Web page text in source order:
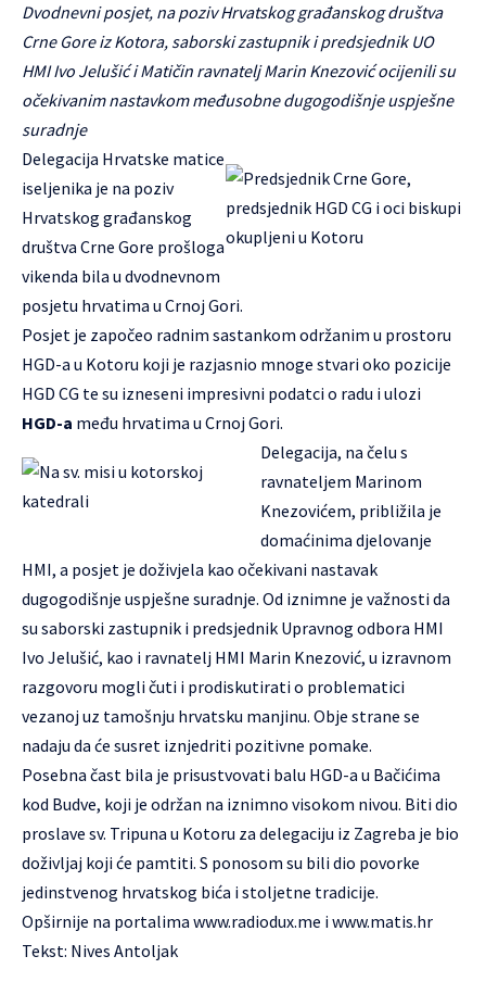
Dvodnevni posjet, na poziv Hrvatskog građanskog društva
Crne Gore iz Kotora, saborski zastupnik i predsjednik UO
HMI Ivo Jelušić i Matičin ravnatelj Marin Knezović ocijenili su
očekivanim nastavkom međusobne dugogodišnje uspješne
suradnje
Delegacija Hrvatske matice
iseljenika je na poziv
Hrvatskog građanskog
društva Crne Gore prošloga
vikenda bila u dvodnevnom
posjetu hrvatima u Crnoj Gori.
Posjet je započeo radnim sastankom održanim u prostoru
HGD-a u Kotoru koji je razjasnio mnoge stvari oko pozicije
HGD CG te su izneseni impresivni podatci o radu i ulozi
HGD-a među hrvatima u Crnoj Gori.
Delegacija, na čelu s
ravnateljem Marinom
Knezovićem, približila je
domaćinima djelovanje
HMI, a posjet je doživjela kao očekivani nastavak
dugogodišnje uspješne suradnje. Od iznimne je važnosti da
su saborski zastupnik i predsjednik Upravnog odbora HMI
Ivo Jelušić, kao i ravnatelj HMI Marin Knezović, u izravnom
razgovoru mogli čuti i prodiskutirati o problematici
vezanoj uz tamošnju hrvatsku manjinu. Obje strane se
nadaju da će susret iznjedriti pozitivne pomake.
Posebna čast bila je prisustvovati balu HGD-a u Bačićima
kod Budve, koji je održan na iznimno visokom nivou. Biti dio
proslave sv. Tripuna u Kotoru za delegaciju iz Zagreba je bio
doživljaj koji će pamtiti. S ponosom su bili dio povorke
jedinstvenog hrvatskog bića i stoljetne tradicije.
Opširnije na portalima www.radiodux.me iwww.matis.hr
Tekst: Nives Antoljak